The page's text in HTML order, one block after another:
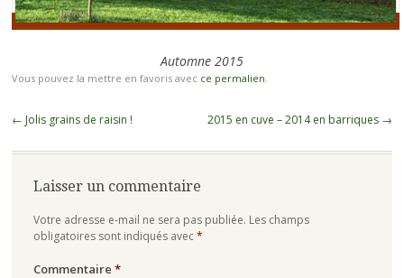
Automne 2015
Vous pouvez la mettre en favoris avec ce permalien
Navigation
articles
← Jolis grains de raisin ! 2015 en cuve – 2014 en barriques →
Laisser un commentaire
Votre adresse e-mail ne sera pas publiée. Les champs
obligatoires sont indiqués avec*
Commentaire *